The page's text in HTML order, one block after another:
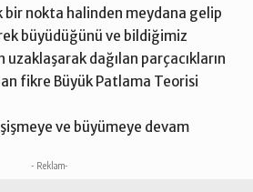
bir nokta halinden meydana gelip
büyüdüğünü ve bildiğimiz
dağılan parçacıkların
fikre Büyük Patlama Teorisi
ve büyümeye devam
- Reklam-